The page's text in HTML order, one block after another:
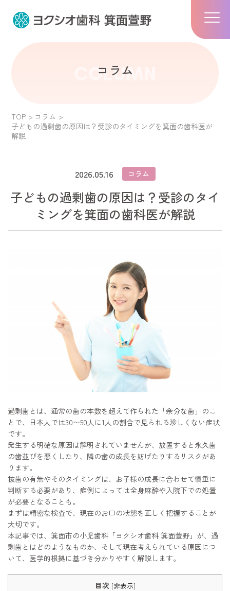
COLUMN
コラム
TOP
コラム
子どもの過剰歯の原因は？受診のタイミングを箕面の歯科医が
解説
2026.05.16 コラム
子どもの過剰歯の原因は？受診のタイ
ミングを箕面の歯科医が解説
過剰歯とは、通常の歯の本数を超えて作られた「余分な歯」のこ
とで、日本人では30〜50人に1人の割合で見られる珍しくない症状
です。
発生する明確な原因は解明されていませんが、放置すると永久歯
の歯並びを悪くしたり、隣の歯の成長を妨げたりするリスクがあ
ります。
抜歯の有無やそのタイミングは、お子様の成長に合わせて慎重に
判断する必要があり、症例によっては全身麻酔や入院下での処置
が必要となることも。
まずは精密な検査で、現在のお口の状態を正しく把握することが
大切です。
本記事では、箕面市の小児歯科「ヨクシオ歯科 箕面萱野」が、過
剰歯とはどのようなものか、そして現在考えられている原因につ
いて、医学的根拠に基づき分かりやすく解説します。
目次 [非表示]